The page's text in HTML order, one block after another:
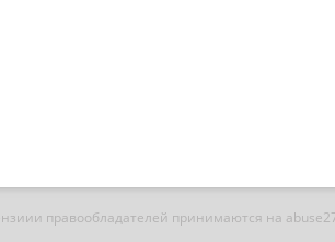
правообладателей принимаются на